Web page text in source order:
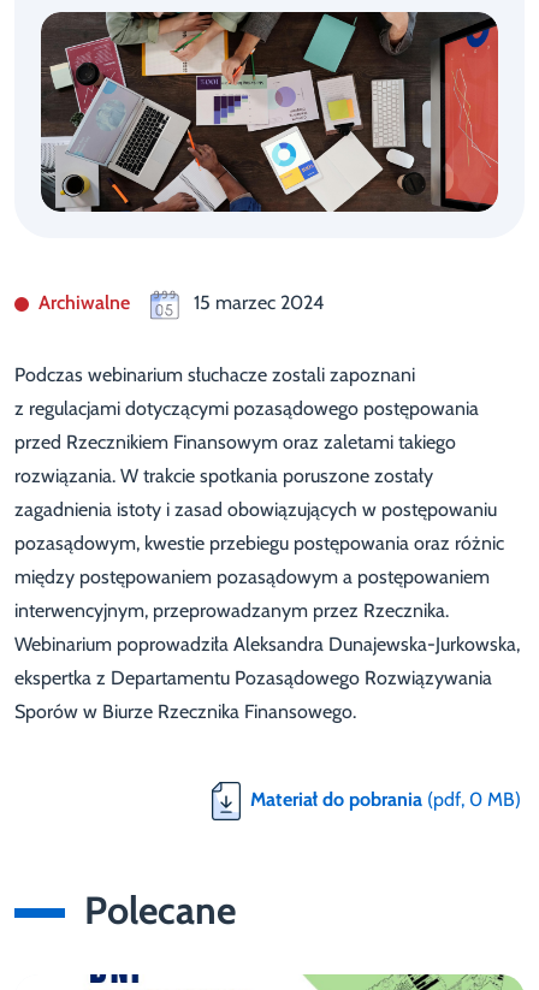
Archiwalne 15 marzec 2024
Podczas webinarium słuchacze zostali zapoznani
z regulacjami dotyczącymi pozasądowego postępowania
przed Rzecznikiem Finansowym oraz zaletami takiego
rozwiązania. W trakcie spotkania poruszone zostały
zagadnienia istoty i zasad obowiązujących w postępowaniu
pozasądowym, kwestie przebiegu postępowania oraz różnic
między postępowaniem pozasądowym a postępowaniem
interwencyjnym, przeprowadzanym przez Rzecznika.
Webinarium poprowadziła Aleksandra Dunajewska-Jurkowska,
ekspertka z Departamentu Pozasądowego Rozwiązywania
Sporów w Biurze Rzecznika Finansowego.
Materiał do pobrania (pdf, 0 MB)
Polecane